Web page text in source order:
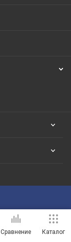
Сравнение Каталог